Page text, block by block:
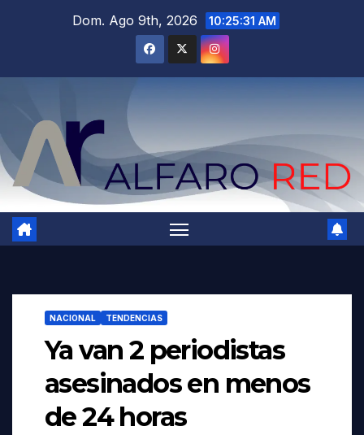
Dom. Ago 9th, 2026 10:25:33 AM
NACIONAL TENDENCIAS
Ya van 2 periodistas
asesinados en menos
de 24 horas